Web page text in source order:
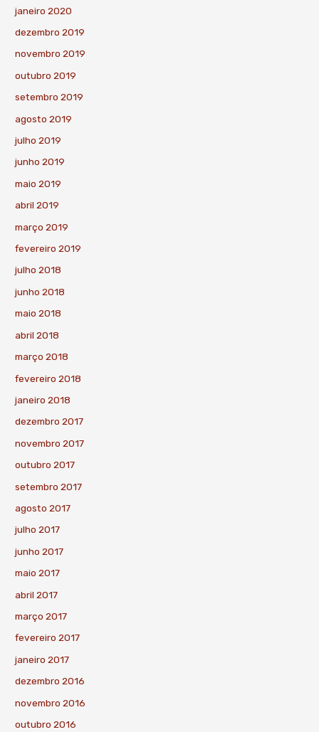
janeiro 2020
dezembro 2019
novembro 2019
outubro 2019
setembro 2019
agosto 2019
julho 2019
junho 2019
maio 2019
abril 2019
março 2019
fevereiro 2019
julho 2018
junho 2018
maio 2018
abril 2018
março 2018
fevereiro 2018
janeiro 2018
dezembro 2017
novembro 2017
outubro 2017
setembro 2017
agosto 2017
julho 2017
junho 2017
maio 2017
abril 2017
março 2017
fevereiro 2017
janeiro 2017
dezembro 2016
novembro 2016
outubro 2016